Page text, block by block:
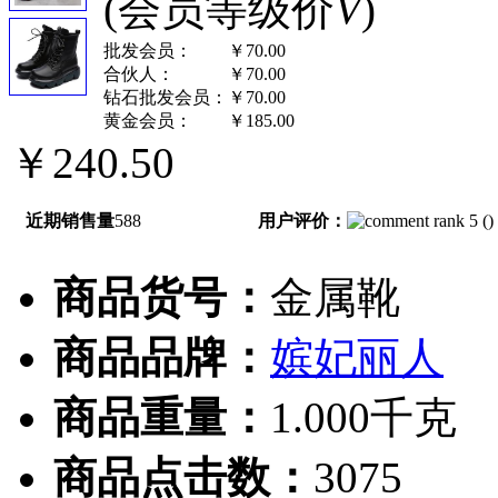
批发会员：
￥70.00
合伙人：
￥70.00
钻石批发会员：
￥70.00
黄金会员：
￥185.00
￥240.50
近期销售量588 用户评价： ()
商品货号： 金属靴
商品品牌： 嫔妃丽人
商品重量： 1.000千克
商品点击数： 3075